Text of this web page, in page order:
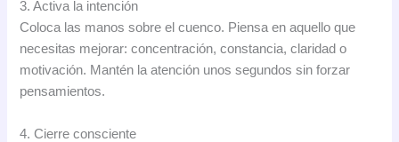
3. Activa la intención
Coloca las manos sobre el cuenco. Piensa en aquello que
necesitas mejorar: concentración, constancia, claridad o
motivación. Mantén la atención unos segundos sin forzar
pensamientos.
4. Cierre consciente